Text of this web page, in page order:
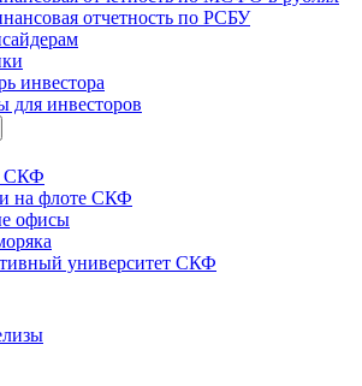
отчетность по РСБУ
инвестора
для инвесторов
СКФ
на флоте СКФ
офисы
университет СКФ